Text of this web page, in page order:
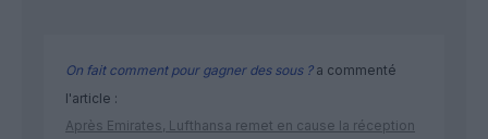
On fait comment pour gagner des sous ?a commenté
l'article :
Après Emirates, Lufthansa remet en cause la réception